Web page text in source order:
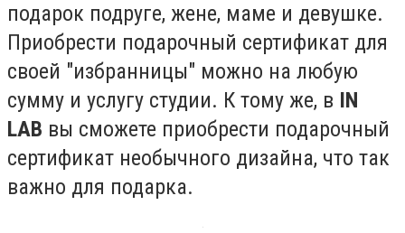
подарок подруге, жене, маме и девушке.
Приобрести подарочный сертификат для
своей "избранницы" можно на любую
сумму и услугу студии. К тому же, в IN
LAB вы сможете приобрести подарочный
сертификат необычного дизайна, что так
важно для подарка.